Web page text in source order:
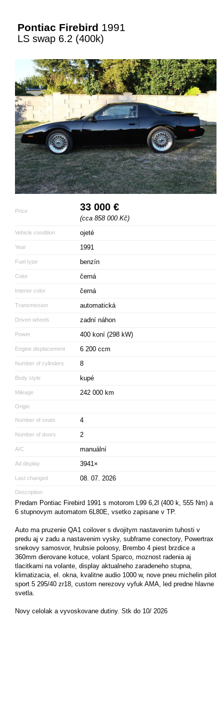
Pontiac Firebird 1991
LS swap 6.2 (400k)
Price 33 000 €
(cca 858 000 Kč)
Vehicle condition ojeté
Year 1991
Fuel type benzín
Color černá
Interior color černá
Transmission automatická
Driven wheels zadní náhon
Power 400 koní (298 kW)
Engine displacement 6 200 ccm
Number of cylinders 8
Body style kupé
Mileage 242 000 km
Origin
Number of seats 4
Number of doors 2
A/C manuální
Ad display 3941×
Last changed 08. 07. 2026
Description
Predam Pontiac Firebird 1991 s motorom L99 6,2l (400 k, 555 Nm) a
6 stupnovym automatom 6L80E, vsetko zapisane v TP.
Auto ma pruzenie QA1 coilover s dvojitym nastavenim tuhosti v
predu aj v zadu a nastavenim vysky, subframe conectory, Powertrax
snekovy samosvor, hrubsie poloosy, Brembo 4 piest brzdice a
360mm dierovane kotuce, volant Sparco, moznost radenia aj
tlacitkami na volante, display aktualneho zaradeneho stupna,
klimatizacia, el. okna, kvalitne audio 1000 w, nove pneu michelin pilot
sport 5 295/40 zr18, custom nerezovy vyfuk AMA, led predne hlavne
svetla.
Novy celolak a vyvoskovane dutiny. Stk do 10/ 2026